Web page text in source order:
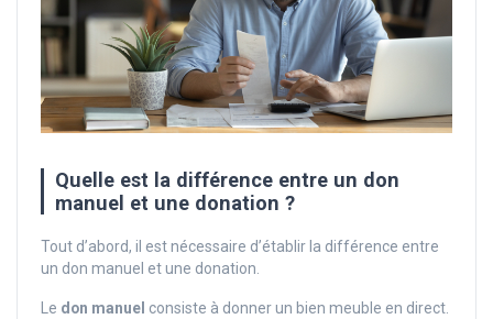
Quelle est la différence entre un don
manuel et une donation ?
Tout d’abord, il est nécessaire d’établir la différence entre
un don manuel et une donation.
Le don manuel consiste à donner un bien meuble en direct.